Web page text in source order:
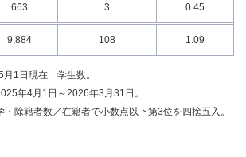
663 3 0.45
9,884 108 1.09
月1日現在 学生数。
年4月1日～2026年3月31日。
除籍者数／在籍者で小数点以下第3位を四捨五入。